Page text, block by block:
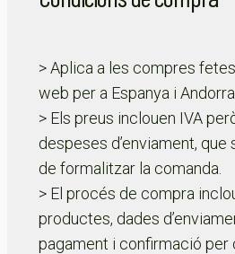
> Aplica a les compres
web per a Espanya i Andorra.
> Els preus inclouen IVA
despeses d’enviament, que
de formalitzar la comanda.
> El procés de compra
productes, dades
pagament i confirmació per